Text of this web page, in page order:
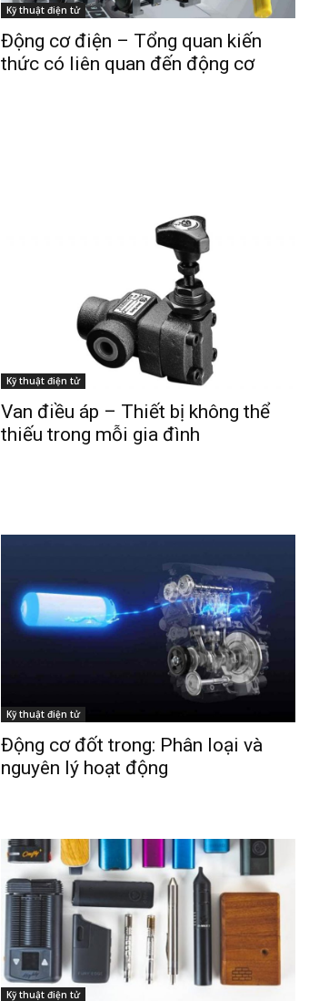
Kỹ thuật điện tử
Động cơ điện – Tổng quan kiến
thức có liên quan đến động cơ
Kỹ thuật điện tử
Van điều áp – Thiết bị không thể
thiếu trong mỗi gia đình
Kỹ thuật điện tử
Động cơ đốt trong: Phân loại và
nguyên lý hoạt động
Kỹ thuật điện tử